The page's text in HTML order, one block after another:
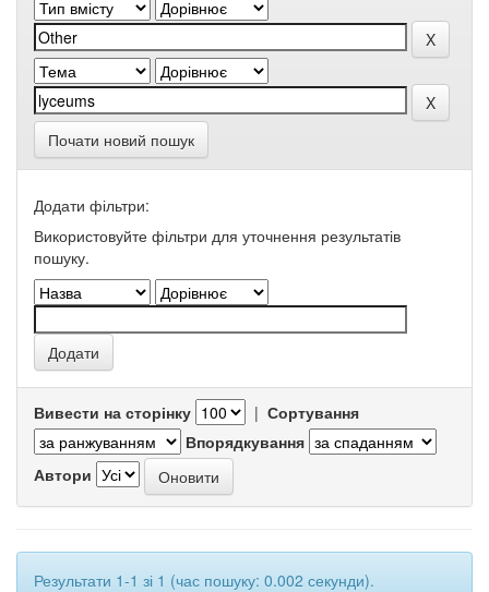
Почати новий пошук
Додати фільтри:
Використовуйте фільтри для уточнення результатів
пошуку.
Вивести на сторінку | Сортування
Впорядкування
Автори
Результати 1-1 зі 1 (час пошуку: 0.002 секунди).